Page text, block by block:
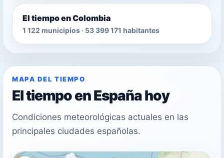
El tiempo en Colombia
1 122 municipios · 53 399 171 habitantes
MAPA DEL TIEMPO
El tiempo en España hoy
Condiciones meteorológicas actuales en las
principales ciudades españolas.